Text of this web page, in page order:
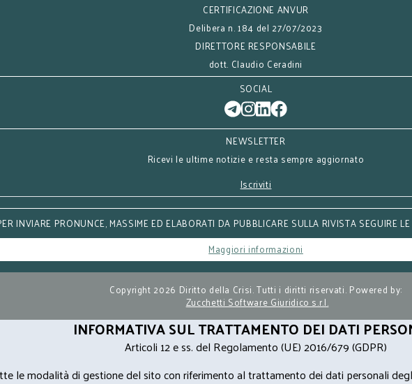
CERTIFICAZIONE ANVUR
Delibera n. 184 del 27/07/2023
DIRETTORE RESPONSABILE
dott. Claudio Ceradini
SOCIAL
NEWSLETTER
Ricevi le ultime notizie e resta sempre aggiornato
Iscriviti
INVIARE PRONUNCE, MASSIME ED ELABORATI DA PUBBLICARE SULLA RIVISTA SEGUIRE
Maggiori informazioni
Copyright 2026 Diritto della Crisi. Tutti i diritti riservati. Powered by:
Zucchetti Software Giuridico s.r.l.
INFORMATIVA SUL TRATTAMENTO DEI DATI
Articoli 12 e ss. del Regolamento (UE) 2016/679 (GDPR)
le modalità di gestione del sito con riferimento al trattamento dei dati personali